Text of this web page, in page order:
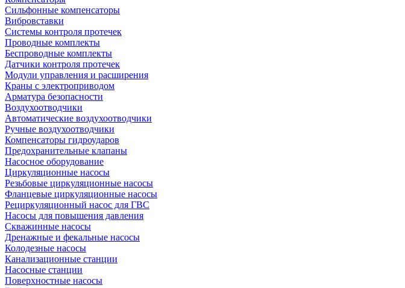
Сильфонные компенсаторы
Вибровставки
Системы контроля протечек
Проводные комплекты
Беспроводные комплекты
Датчики контроля протечек
Модули управления и расширения
Краны с электроприводом
Арматура безопасности
Воздухоотводчики
Автоматические воздухоотводчики
Ручные воздухоотводчики
Компенсаторы гидроударов
Предохранительные клапаны
Насосное оборудование
Циркуляционные насосы
Резьбовые циркуляционные насосы
Фланцевые циркуляционные насосы
Рециркуляционный насос для ГВС
Насосы для повышения давления
Скважинные насосы
Дренажные и фекальные насосы
Колодезные насосы
Канализационные станции
Насосные станции
Поверхностные насосы